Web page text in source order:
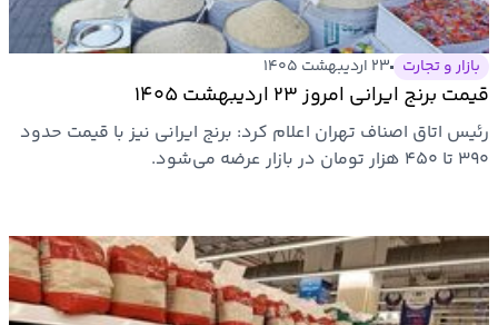
بازار و تجارت ۲۳ اردیبهشت ۱۴۰۵
قیمت برنج ایرانی امروز ۲۳ اردیبهشت ۱۴۰۵
رئیس اتاق اصناف تهران اعلام کرد: برنج ایرانی نیز با قیمت حدود
۳۹۰ تا ۴۵۰ هزار تومان در بازار عرضه می‌شود.